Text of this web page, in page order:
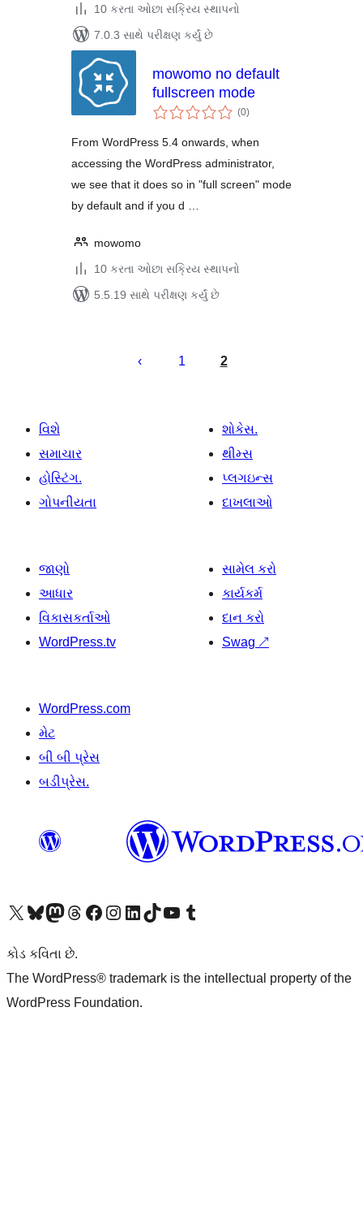
10 કરતા ઓછા સક્રિય સ્થાપનો
7.0.3 સાથે પરીક્ષણ કર્યું છે
mowomo no default
fullscreen mode
(0કુલ
રેટિંગ્સ
)
From WordPress 5.4 onwards, when
accessing the WordPress administrator,
we see that it does so in "full screen" mode
by default and if you d …
mowomo
10 કરતા ઓછા સક્રિય સ્થાપનો
5.5.19 સાથે પરીક્ષણ કર્યું છે
1 2
વિશે
સમાચાર
હોસ્ટિંગ.
ગોપનીયતા
શોકેસ.
થીમ્સ
પ્લગઇન્સ
દાખલાઓ
જાણો
આધાર
વિકાસકર્તાઓ
WordPress.tv
સામેલ કરો
કાર્યકર્મ
દાન કરો
Swag ↗
WordPress.com
મેટ
બી બી પ્રેસ
બડીપ્રેસ.
અમારા X (અગાઉ ટ્વિટર) એકાઉન્ટની મુલાકાત લોઅમારા Bluesky એકાઉન્ટની મુલાકાત લોઅમારા માસ્ટોડોન એકાઉન્ટની મુલાકાત લોઅમારા Threads એકાઉન્ટની મુલાકાત લો અમારા ફેસબુક પેજની મુલાકાત લોઅમારા ઇન્સ્ટાગ્રામ એકાઉન્ટની મુલાકાત લો અમારા LinkedIn એકાઉન્ટની મુલાકાત લોઅમારા TikTok એકાઉન્ટની મુલાકાત લોઅમારી YouTube ચેનલની મુલાકાત લો અમારા Tumblr એકાઉન્ટની મુલાકાત લો
કોડ કવિતા છે.
The WordPress® trademark is the intellectual property of the
WordPress Foundation.